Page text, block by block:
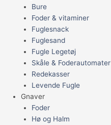
Bure
Foder & vitaminer
Fuglesnack
Fuglesand
Fugle Legetøj
Skåle & Foderautomater
Redekasser
Levende Fugle
Gnaver
Foder
Hø og Halm